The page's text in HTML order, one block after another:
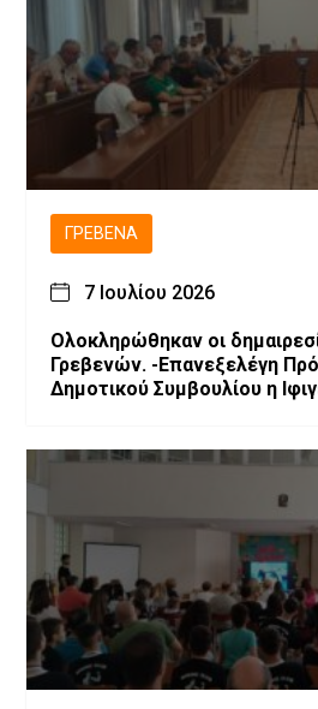
ΓΡΕΒΕΝΆ
7 Ιουλίου 2026
Ολοκληρώθηκαν οι
Γρεβενών. -Επανεξελέγη Πρόεδρος του
Δημοτικού Συμβουλίου η